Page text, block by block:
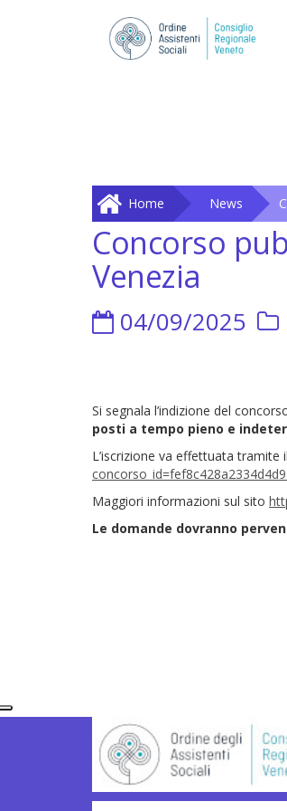
Home News
Concorso
Venezia
04/09/2025
Si segnala l’indizione del con
posti a tempo pieno e
L’iscrizione va effettuata tramite
Maggiori informazioni sul sito
Le domande dovranno